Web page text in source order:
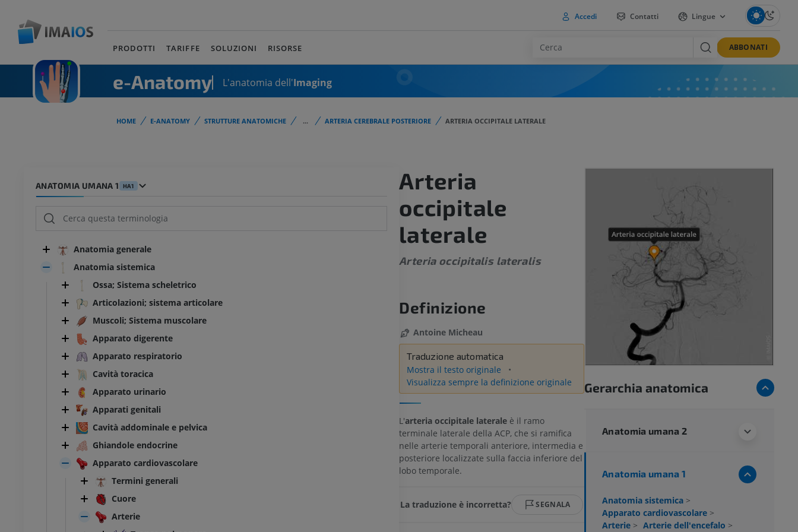
Accedi Contatti Lingue
PRODOTTI TARIFFE SOLUZIONI RISORSE ABBONATI
e-Anatomy L'anatomia dell'Imaging
HOME E-ANATOMY STRUTTURE ANATOMICHE ... ARTERIA CEREBRALE POSTERIORE ARTERIA OCCIPITALE LATERALE
ANATOMIA UMANA 1 HA1
Anatomia generale
Anatomia sistemica
Ossa; Sistema scheletrico
Articolazioni; sistema articolare
Muscoli; Sistema muscolare
Apparato digerente
Apparato respiratorio
Cavità toracica
Apparato urinario
Apparati genitali
Cavità addominale e pelvica
Ghiandole endocrine
Apparato cardiovascolare
Termini generali
Cuore
Arterie
Arteria
occipitale
laterale
Arteria occipitalis lateralis
Definizione
Antoine Micheau
Traduzione automatica
Mostra il testo originale
Visualizza sempre la definizione originale
L'arteria occipitale laterale è il ramo
terminale laterale della ACP, che si ramifica
nelle arterie temporali anteriore, intermedia e
posteriore localizzate sulla faccia inferiore del
lobo temporale.
La traduzione è incorretta? SEGNALA
Gerarchia anatomica
Anatomia umana 2
Anatomia umana 1
Anatomia sistemica >
Apparato cardiovascolare >
Arterie > Arterie dell'encefalo >